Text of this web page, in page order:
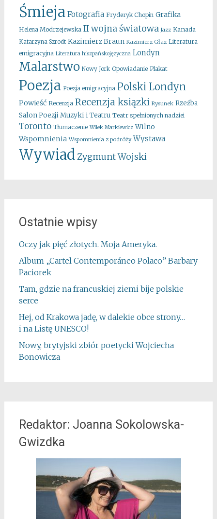
Śmieja Fotografia Fryderyk Chopin Grafika
Helena Modrzejewska II wojna światowa Jazz Kanada
Katarzyna Szrodt Kazimierz Braun Kazimierz Głaz Literatura
emigracyjna Literatura hiszpańskojęzyczna Londyn
Malarstwo Nowy Jork Opowiadanie Plakat
Poezja Poezja emigracyjna Polski Londyn
Powieść Recenzja Recenzja ksiązki Rysunek Rzeźba
Salon Poezji Muzyki i Teatru Teatr spełnionych nadziei
Toronto Tłumaczenie Wilek Markiewicz Wilno
Wspomnienia Wspomnienia z podróży Wystawa
WywiadZygmunt Wojski
Ostatnie wpisy
Oczy jak pięć złotych. Moja Ameryka.
Album „Cartel Contemporáneo Polaco” Barbary
Paciorek
Tam, gdzie na francuskiej ziemi bije polskie
serce
Hej, od Krakowa jadę, w dalekie obce strony…
i na Listę UNESCO!
Nowy, brytyjski zbiór poetycki Wojciecha
Bonowicza
Redaktor: Joanna Sokolowska-
Gwizdka